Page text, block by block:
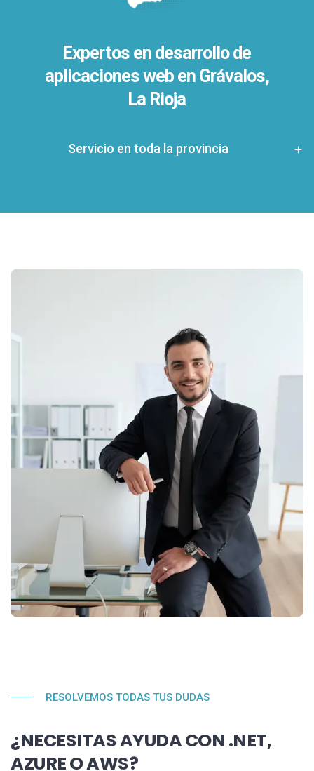
Expertos en desarrollo de
aplicaciones web en Grávalos,
La Rioja
Servicio en toda la provincia
RESOLVEMOS TODAS TUS DUDAS
¿NECESITAS AYUDA CON .NET,
AZURE O AWS?